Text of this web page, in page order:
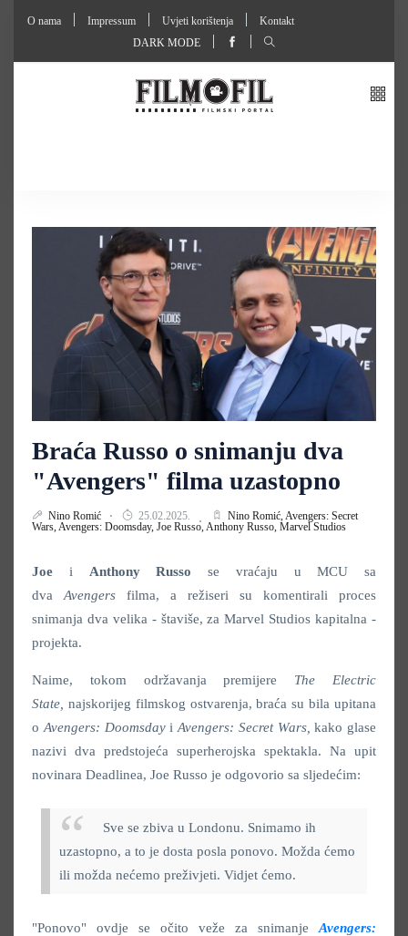
O nama Impressum Uvjeti korištenja
Kontakt
DARK MODE
Braća Russo o snimanju dva
"Avengers" filma uzastopno
Nino Romić 25.02.2025. Nino Romić, Avengers: Secret
Wars, Avengers: Doomsday, Joe Russo, Anthony Russo, Marvel Studios
Joe i Anthony Russo se vraćaju u MCU sa
dva Avengers filma, a režiseri su komentirali proces
snimanja dva velika - štaviše, za Marvel Studios kapitalna -
projekta.
Naime, tokom održavanja premijere The Electric
State, najskorijeg filmskog ostvarenja, braća su bila upitana
o Avengers: Doomsdayi Avengers: Secret Wars,kako glase
nazivi dva predstojeća superherojska spektakla. Na upit
novinara Deadlinea, Joe Russo je odgovorio sa sljedećim:
Sve se zbiva u Londonu. Snimamo ih
uzastopno, a to je dosta posla ponovo. Možda ćemo
ili možda nećemo preživjeti. Vidjet ćemo.
"Ponovo" ovdje se očito veže za snimanje Avengers: